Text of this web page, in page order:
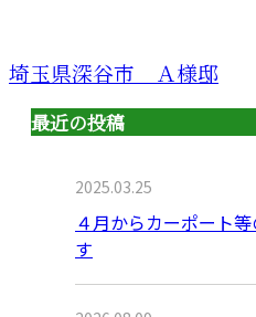
埼玉県深谷市 Ａ様邸
最近の投稿
2025.03.25
４月からカーポート
す